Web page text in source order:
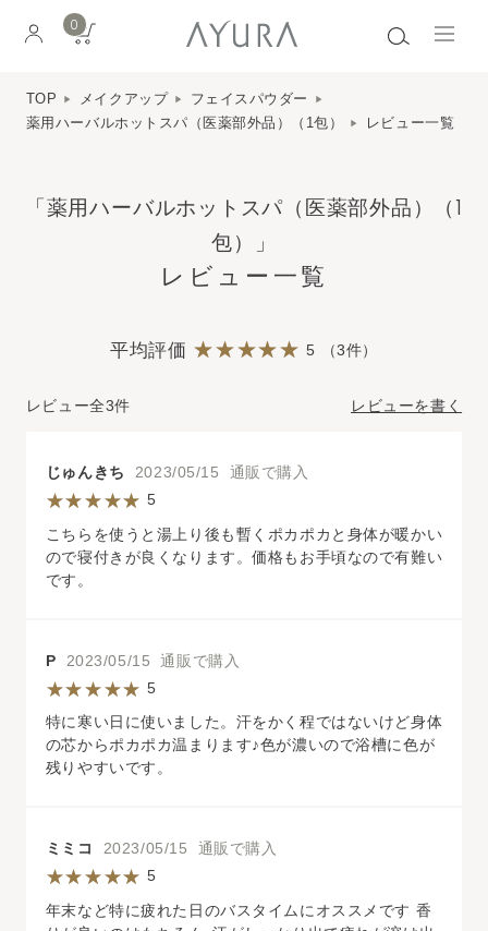
0
TOP メイクアップ
フェイスパウダー
薬用ハーバルホットスパ（医薬部外品）（1包）
レビュー一覧
「薬用ハーバルホットスパ（医薬部外品）（1
包）」
レビュー一覧
平均評価 5 （3件）
レビュー全3件 レビューを書く
じゅんきち 2023/05/15 通販で購入
5
こちらを使うと湯上り後も暫くポカポカと身体が暖かい
ので寝付きが良くなります。価格もお手頃なので有難い
です。
P 2023/05/15 通販で購入
5
特に寒い日に使いました。汗をかく程ではないけど身体
の芯からポカポカ温まります♪色が濃いので浴槽に色が
残りやすいです。
ミミコ 2023/05/15 通販で購入
5
年末など特に疲れた日のバスタイムにオススメです 香